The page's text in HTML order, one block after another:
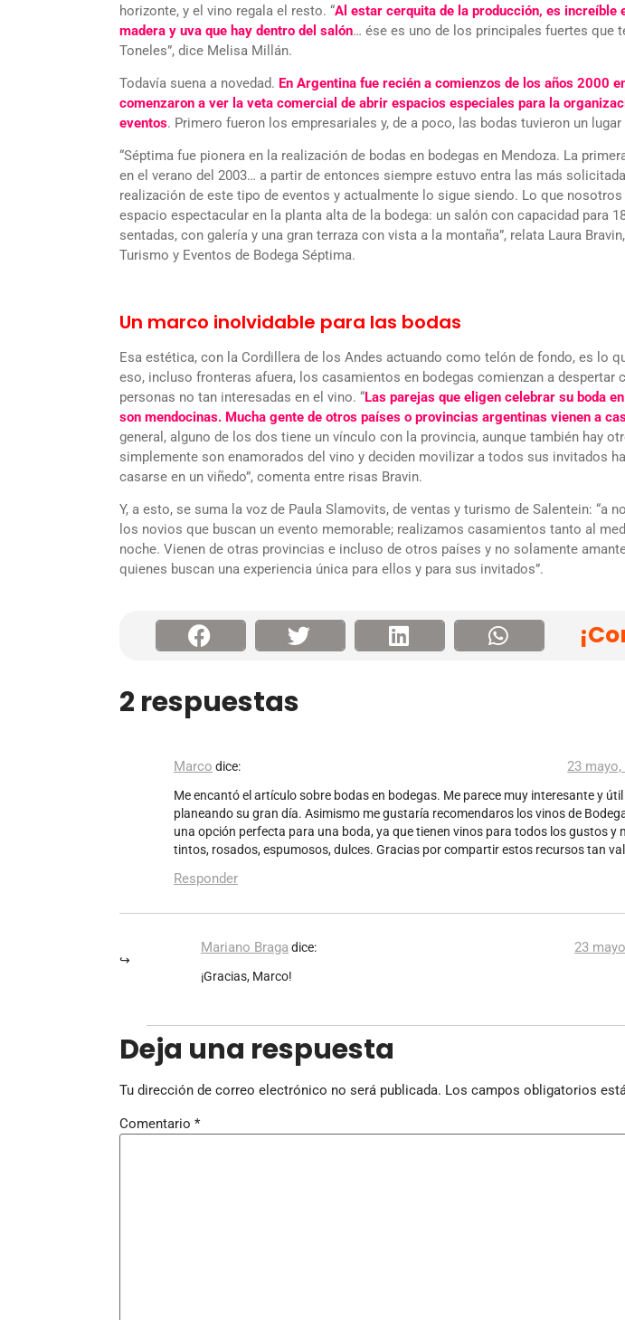
horizonte, y el vino regala el resto. “Al estar cerquita de la producción, es increíble
madera y uva que hay dentro del salón… ése es uno de los principales fuertes que
Toneles”, dice Melisa Millán.
Todavía suena a novedad. En Argentina fue recién a comienzos de los años 2000
comenzaron a ver la veta comercial de abrir espacios especiales para la
eventos. Primero fueron los empresariales y, de a poco, las bodas tuvieron un
“Séptima fue pionera en la realización de bodas en bodegas en Mendoza. La
en el verano del 2003… a partir de entonces siempre estuvo entra las más
realización de este tipo de eventos y actualmente lo sigue siendo. Lo que
espacio espectacular en la planta alta de la bodega: un salón con capacidad para
sentadas, con galería y una gran terraza con vista a la montaña”, relata Laura
Turismo y Eventos de Bodega Séptima.
Un marco inolvidable para las bodas
Esa estética, con la Cordillera de los Andes actuando como telón de fondo, es lo
eso, incluso fronteras afuera, los casamientos en bodegas comienzan a despertar
personas no tan interesadas en el vino. “Las parejas que eligen celebrar su boda
son mendocinas. Mucha gente de otros países o provincias argentinas vienen a
general, alguno de los dos tiene un vínculo con la provincia, aunque también hay
simplemente son enamorados del vino y deciden movilizar a todos sus invitados
casarse en un viñedo”, comenta entre risas Bravin.
Y, a esto, se suma la voz de Paula Slamovits, de ventas y turismo de Salentein: “a
los novios que buscan un evento memorable; realizamos casamientos tanto al
noche. Vienen de otras provincias e incluso de otros países y no solamente
quienes buscan una experiencia única para ellos y para sus invitados”.
2 respuestas
Marco dice: 23
Me encantó el artículo sobre bodas en bodegas. Me parece muy interesante y
planeando su gran día. Asimismo me gustaría recomendaros los vinos de
una opción perfecta para una boda, ya que tienen vinos para todos los gustos y
tintos, rosados, espumosos, dulces. Gracias por compartir estos recursos tan
Responder
Mariano Braga dice: 23
¡Gracias, Marco!
Deja una respuesta
Tu dirección de correo electrónico no será publicada. Los campos obligatorios
Comentario *